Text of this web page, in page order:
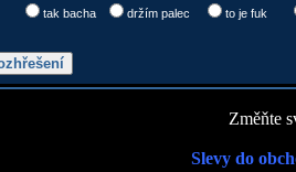
tak bacha držím palec
to je fuk
Změňte
Slevy do